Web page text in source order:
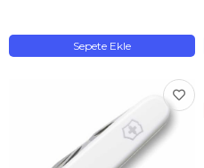
Sepete Ekle